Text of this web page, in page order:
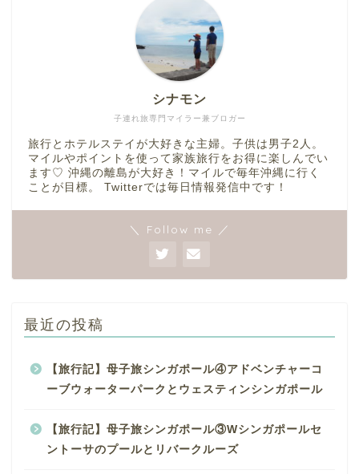
子連れ旅専門マイラー兼ブロガー
シナモン
旅行とホテルステイが大好きな主婦。子供は男子2人。
マイルやポイントを使って家族旅行をお得に楽しんでい
ます♡ 沖縄の離島が大好き！マイルで毎年沖縄に行く
ことが目標。 Twitterでは毎日情報発信中です！
＼ Follow me ／
最近の投稿
【旅行記】母子旅シンガポール④アドベンチャーコ
ーブウォーターパークとウェスティンシンガポール
【旅行記】母子旅シンガポール③Wシンガポールセ
ントーサのプールとリバークルーズ